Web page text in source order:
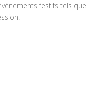
festifs tels que